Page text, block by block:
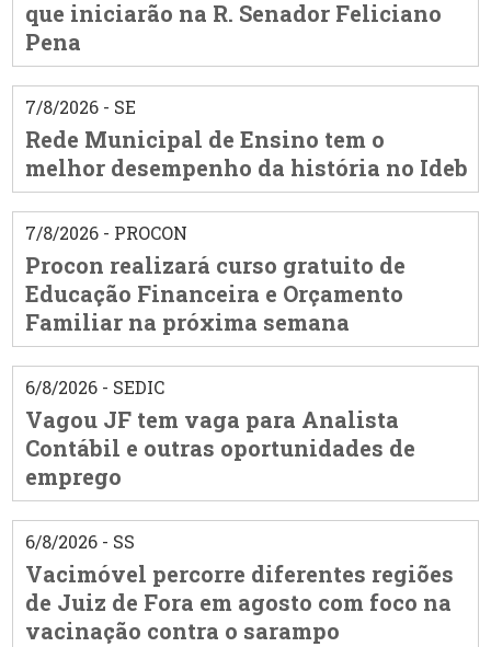
que iniciarão na R. Senador Feliciano
Pena
7/8/2026 - SE
Rede Municipal de Ensino tem o
melhor desempenho da história no Ideb
7/8/2026 - PROCON
Procon realizará curso gratuito de
Educação Financeira e Orçamento
Familiar na próxima semana
6/8/2026 - SEDIC
Vagou JF tem vaga para Analista
Contábil e outras oportunidades de
emprego
6/8/2026 - SS
Vacimóvel percorre diferentes regiões
de Juiz de Fora em agosto com foco na
vacinação contra o sarampo